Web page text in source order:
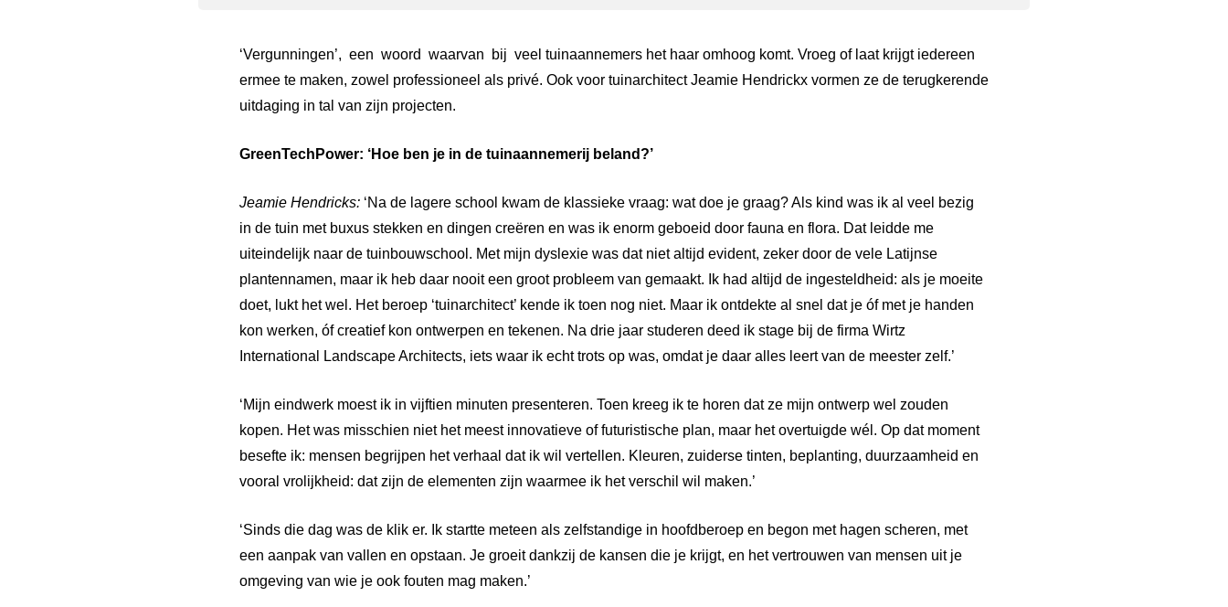
‘Vergunningen’, een woord waarvan bij veel tuinaannemers het haar omhoog komt. Vroeg of laat krijgt iedereen
ermee te maken, zowel professioneel als privé. Ook voor tuinarchitect Jeamie Hendrickx vormen ze de terugkerende
uitdaging in tal van zijn projecten.
GreenTechPower: ‘Hoe ben je in de tuinaannemerij beland?’
Jeamie Hendricks: ‘Na de lagere school kwam de klassieke vraag: wat doe je graag? Als kind was ik al veel bezig
in de tuin met buxus stekken en dingen creëren en was ik enorm geboeid door fauna en flora. Dat leidde me
uiteindelijk naar de tuinbouwschool. Met mijn dyslexie was dat niet altijd evident, zeker door de vele Latijnse
plantennamen, maar ik heb daar nooit een groot probleem van gemaakt. Ik had altijd de ingesteldheid: als je moeite
doet, lukt het wel. Het beroep ‘tuinarchitect’ kende ik toen nog niet. Maar ik ontdekte al snel dat je óf met je handen
kon werken, óf creatief kon ontwerpen en tekenen. Na drie jaar studeren deed ik stage bij de firma Wirtz
International Landscape Architects, iets waar ik echt trots op was, omdat je daar alles leert van de meester zelf.’
‘Mijn eindwerk moest ik in vijftien minuten presenteren. Toen kreeg ik te horen dat ze mijn ontwerp wel zouden
kopen. Het was misschien niet het meest innovatieve of futuristische plan, maar het overtuigde wél. Op dat moment
besefte ik: mensen begrijpen het verhaal dat ik wil vertellen. Kleuren, zuiderse tinten, beplanting, duurzaamheid en
vooral vrolijkheid: dat zijn de elementen zijn waarmee ik het verschil wil maken.’
‘Sinds die dag was de klik er. Ik startte meteen als zelfstandige in hoofdberoep en begon met hagen scheren, met
een aanpak van vallen en opstaan. Je groeit dankzij de kansen die je krijgt, en het vertrouwen van mensen uit je
omgeving van wie je ook fouten mag maken.’